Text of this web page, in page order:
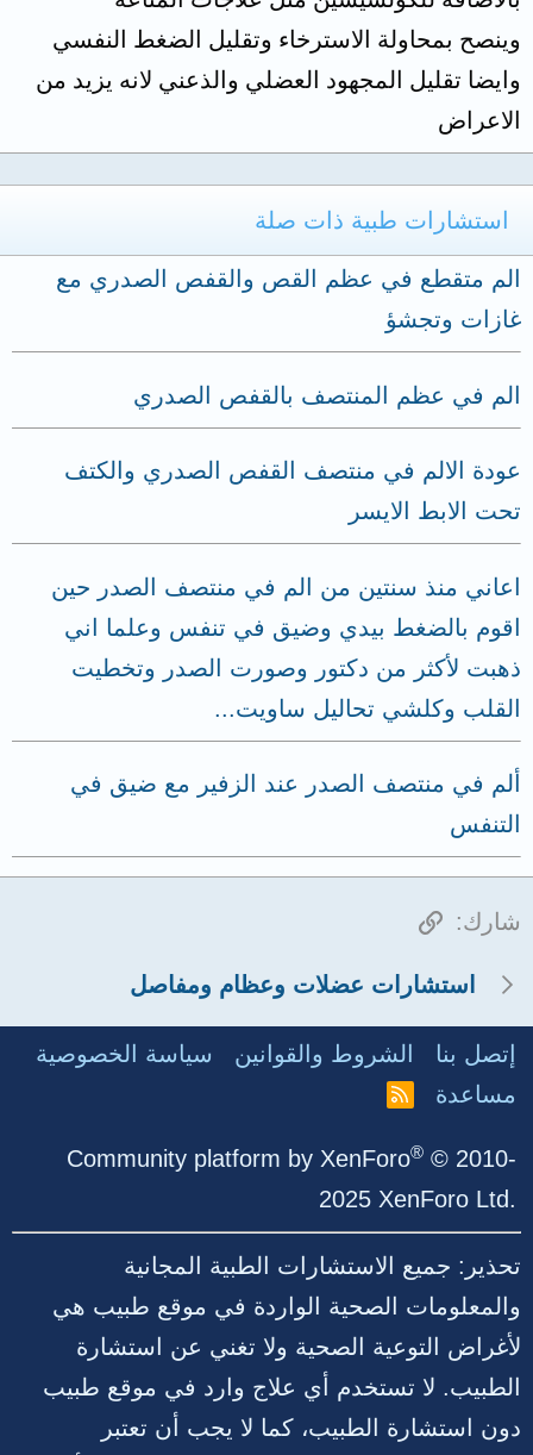
وينصح بمحاولة الاسترخاء وتقليل الضغط النفسي
وايضا تقليل المجهود العضلي والذعني لانه يزيد من
الاعراض
استشارات طبية ذات صلة
الم متقطع في عظم القص والقفص الصدري مع
غازات وتجشؤ
الم في عظم المنتصف بالقفص الصدري
عودة الالم في منتصف القفص الصدري والكتف
تحت الابط الايسر
اعاني منذ سنتين من الم في منتصف الصدر حين
اقوم بالضغط بيدي وضيق في تنفس وعلما اني
ذهبت لأكثر من دكتور وصورت الصدر وتخطيت
القلب وكلشي تحاليل ساويت...
ألم في منتصف الصدر عند الزفير مع ضيق في
التنفس
شارك: الرابط
استشارات عضلات وعظام ومفاصل
إتصل بنا الشروط والقوانين
سياسة الخصوصية
مساعدة
R
Community platform by XenForo® © 2010-
2025 XenForo Ltd.
تحذير: جميع الاستشارات الطبية المجانية
والمعلومات الصحية الواردة في موقع طبيب هي
لأغراض التوعية الصحية ولا تغني عن استشارة
الطبيب. لا تستخدم أي علاج وارد في موقع طبيب
دون استشارة الطبيب، كما لا يجب أن تعتبر